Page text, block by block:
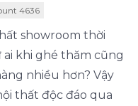
4636
showroom thời
khi ghé thăm cũng
nhiều hơn? Vậy
thất độc đáo qua